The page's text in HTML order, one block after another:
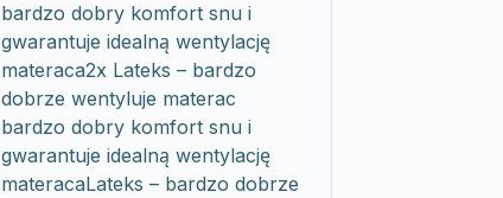
bardzo dobry komfort snu i
gwarantuje idealną wentylację
materaca2x Lateks – bardzo
dobrze wentyluje materac
bardzo dobry komfort snu i
gwarantuje idealną wentylację
materacaLateks – bardzo dobrze